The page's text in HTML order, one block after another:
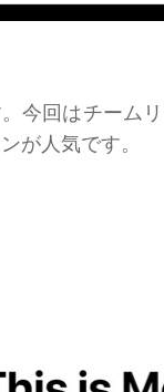
今回はチーム
が人気です。